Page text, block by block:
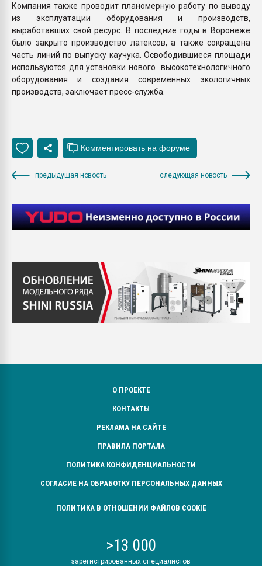
Компания также проводит планомерную работу по выводу
из эксплуатации оборудования и производств,
выработавших свой ресурс. В последние годы в Воронеже
было закрыто производство латексов, а также сокращена
часть линий по выпуску каучука. Освободившиеся площади
используются для установки нового высокотехнологичного
оборудования и создания современных экологичных
производств, заключает пресс-служба.
предыдущая новость следующая новость
О ПРОЕКТЕ
КОНТАКТЫ
РЕКЛАМА НА САЙТЕ
ПРАВИЛА ПОРТАЛА
ПОЛИТИКА КОНФИДЕНЦИАЛЬНОСТИ
СОГЛАСИЕ НА ОБРАБОТКУ ПЕРСОНАЛЬНЫХ ДАННЫХ
ПОЛИТИКА В ОТНОШЕНИИ ФАЙЛОВ COOKIE
>13 000
зарегистрированных специалистов